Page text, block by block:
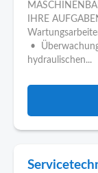
IHRE
•
hydraulischen...